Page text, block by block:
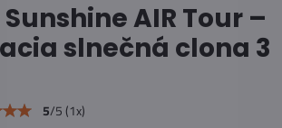
AIR Tour –
slnečná clona 3
5/5(1x)